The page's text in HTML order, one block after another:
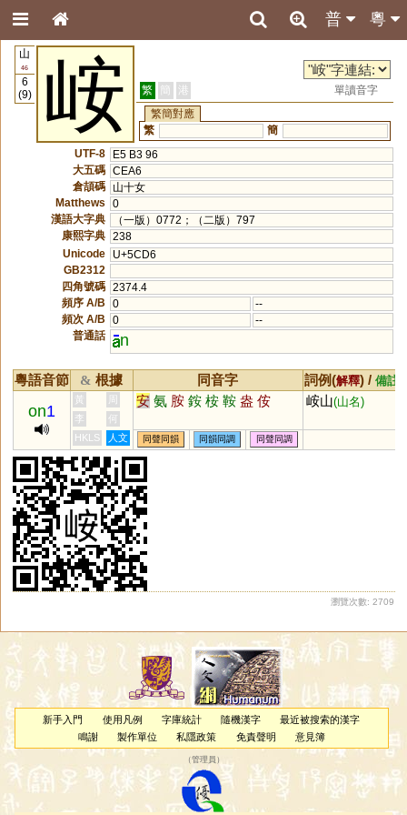
粵
普
山
46
6
(9)
峖 繁 簡 港
單讀音字
繁簡對應
繁
簡
UTF-8
E5 B3 96
大五碼 CEA6
倉頡碼
山十女
Matthews
0
漢語大字典
（一版）0772；（二版）797
康熙字典 238
Unicode
U+5CD6
GB2312
四角號碼 2374.4
頻序 A/B
0
--
頻次 A/B
0
--
普通話
n
粵語音節 & 根據 同音字 詞例(解釋) / 備註
on1
黃 周 安 氨 胺 銨 桉 鞍 盎 侒 峖山(山名)
李
何
HKLS
人文 同聲同韻 同韻同調 同聲同調
瀏覽次數: 2709
新手入門 使用凡例 字庫統計 隨機漢字
最近被搜索的漢字
鳴謝
製作單位 私隱政策 免責聲明 意見簿
（管理員 ）